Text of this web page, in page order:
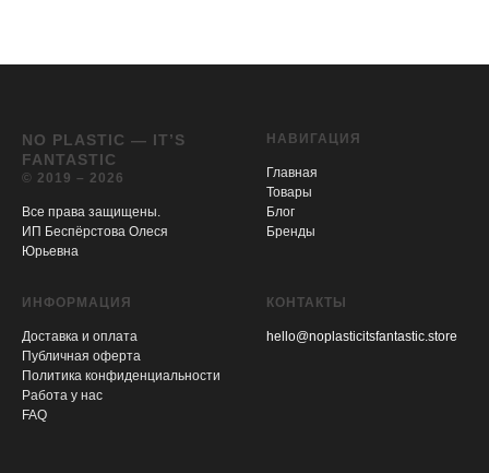
NO PLASTIC — IT’S
FANTASTIC
© 2019 – 2026
Все права защищены.
ИП Беспёрстова Олеся
Юрьевна
НАВИГАЦИЯ
Главная
Товары
Блог
Бренды
ИНФОРМАЦИЯ
Доставка и оплата
Публичная оферта
Политика конфиденциальности
Работа у нас
FAQ
КОНТАКТЫ
hello@noplasticitsfantastic.store